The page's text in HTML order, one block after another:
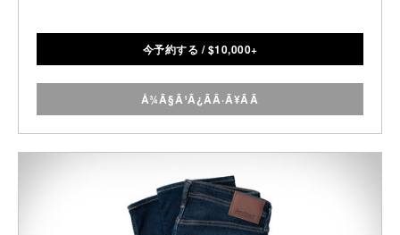
今予約する /$10,000+
Å¾Ã§Ã¹Ã¿ÃÃ·Ã¥ÃÃ